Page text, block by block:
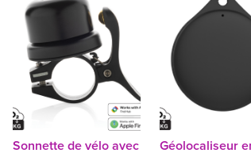
Sonnette de vélo avec
Géolocaliseur